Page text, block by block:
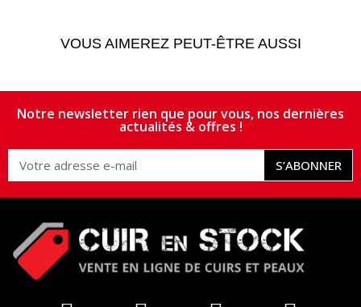
VOUS AIMEREZ PEUT-ÊTRE AUSSI
Notre newsletter rien que pour vous, nos dernières
actualités & offres !
S’ABONNER